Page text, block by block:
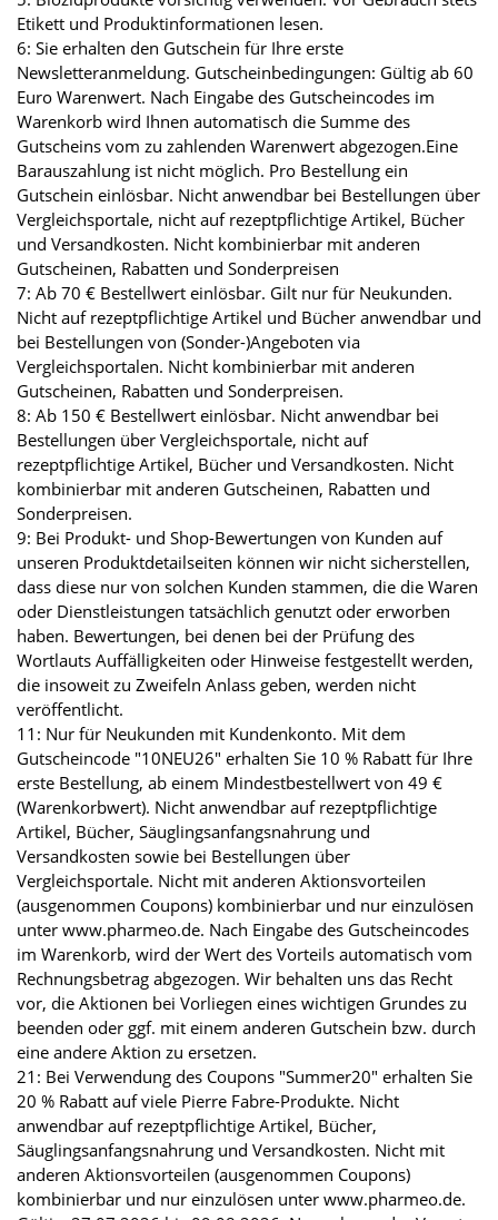
Etikett und Produktinformationen lesen.
6: Sie erhalten den Gutschein für Ihre erste
Newsletteranmeldung. Gutscheinbedingungen: Gültig ab 60
Euro Warenwert. Nach Eingabe des Gutscheincodes im
Warenkorb wird Ihnen automatisch die Summe des
Gutscheins vom zu zahlenden Warenwert abgezogen.Eine
Barauszahlung ist nicht möglich. Pro Bestellung ein
Gutschein einlösbar. Nicht anwendbar bei Bestellungen über
Vergleichsportale, nicht auf rezeptpflichtige Artikel, Bücher
und Versandkosten. Nicht kombinierbar mit anderen
Gutscheinen, Rabatten und Sonderpreisen
7: Ab 70 € Bestellwert einlösbar. Gilt nur für Neukunden.
Nicht auf rezeptpflichtige Artikel und Bücher anwendbar und
bei Bestellungen von (Sonder-)Angeboten via
Vergleichsportalen. Nicht kombinierbar mit anderen
Gutscheinen, Rabatten und Sonderpreisen.
8: Ab 150 € Bestellwert einlösbar. Nicht anwendbar bei
Bestellungen über Vergleichsportale, nicht auf
rezeptpflichtige Artikel, Bücher und Versandkosten. Nicht
kombinierbar mit anderen Gutscheinen, Rabatten und
Sonderpreisen.
9: Bei Produkt- und Shop-Bewertungen von Kunden auf
unseren Produktdetailseiten können wir nicht sicherstellen,
dass diese nur von solchen Kunden stammen, die die Waren
oder Dienstleistungen tatsächlich genutzt oder erworben
haben. Bewertungen, bei denen bei der Prüfung des
Wortlauts Auffälligkeiten oder Hinweise festgestellt werden,
die insoweit zu Zweifeln Anlass geben, werden nicht
veröffentlicht.
11: Nur für Neukunden mit Kundenkonto. Mit dem
Gutscheincode "10NEU26" erhalten Sie 10 % Rabatt für Ihre
erste Bestellung, ab einem Mindestbestellwert von 49 €
(Warenkorbwert). Nicht anwendbar auf rezeptpflichtige
Artikel, Bücher, Säuglingsanfangsnahrung und
Versandkosten sowie bei Bestellungen über
Vergleichsportale. Nicht mit anderen Aktionsvorteilen
(ausgenommen Coupons) kombinierbar und nur einzulösen
unter www.pharmeo.de. Nach Eingabe des Gutscheincodes
im Warenkorb, wird der Wert des Vorteils automatisch vom
Rechnungsbetrag abgezogen. Wir behalten uns das Recht
vor, die Aktionen bei Vorliegen eines wichtigen Grundes zu
beenden oder ggf. mit einem anderen Gutschein bzw. durch
eine andere Aktion zu ersetzen.
21: Bei Verwendung des Coupons "Summer20" erhalten Sie
20 % Rabatt auf viele Pierre Fabre-Produkte. Nicht
anwendbar auf rezeptpflichtige Artikel, Bücher,
Säuglingsanfangsnahrung und Versandkosten. Nicht mit
anderen Aktionsvorteilen (ausgenommen Coupons)
kombinierbar und nur einzulösen unter www.pharmeo.de.